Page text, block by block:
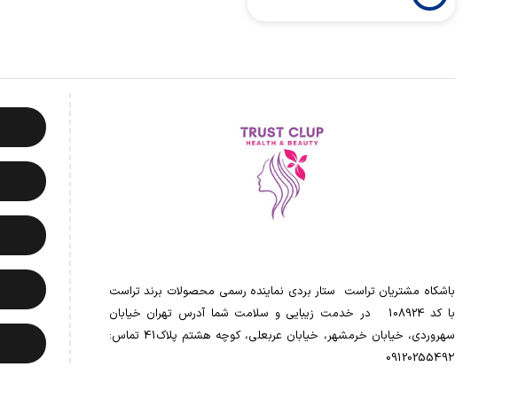
باشکاه مشتریان تراست ‌ ‌ستار بردی نماینده رسمی محصولات برند تراست
با کد 108924 ‌ ‌ در خدمت زیبایی و سلامت شما آدرس تهران خیابان
سهروردی، خیابان خرمشهر، خیابان عربعلی، کوچه هشتم پلاک41 تماس:
0912025549۲